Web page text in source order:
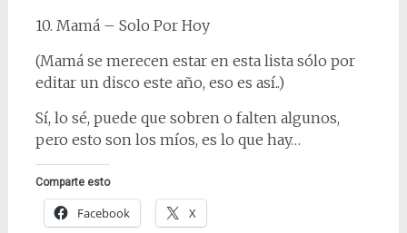
10. Mamá – Solo Por Hoy
(Mamá se merecen estar en esta lista sólo por
editar un disco este año, eso es así..)
Sí, lo sé, puede que sobren o falten algunos,
pero esto son los míos, es lo que hay…
Comparte esto
Facebook X